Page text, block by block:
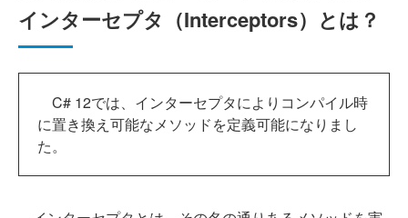
インターセプタ（Interceptors）とは？
C# 12では、インターセプタによりコンパイル時
に置き換え可能なメソッドを定義可能になりまし
た。